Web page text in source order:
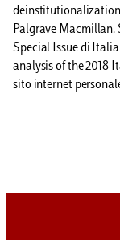
deinstitutionalization
Palgrave Macmillan.
Special Issue di
analysis of the 2018
sito internet